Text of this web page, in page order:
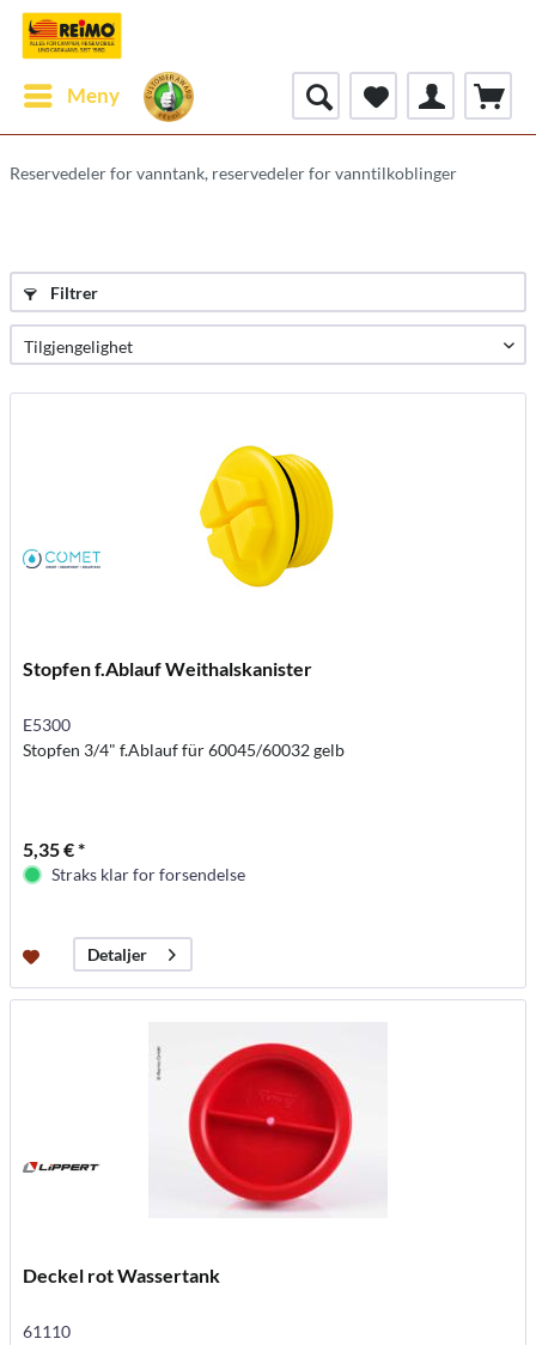
Meny
Reservedeler for vanntank, reservedeler for vanntilkoblinger
Filtrer
Stopfen f.Ablauf Weithalskanister
E5300
Stopfen 3/4" f.Ablauf für 60045/60032 gelb
5,35 € *
Straks klar for forsendelse
Detaljer
Deckel rot Wassertank
61110